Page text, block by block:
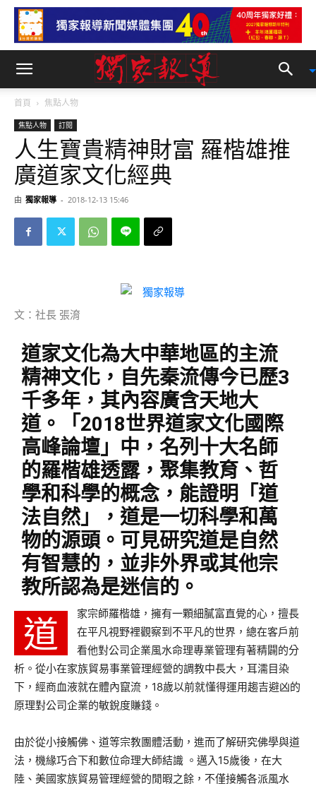
首頁 焦點人物
焦點人物 訂閱
人生寶貴精神財富 羅楷雄推
廣道家文化經典
由 獨家報導 - 2018-12-13 15:46
文：社長 張淯
道家文化為大中華地區的主流
精神文化，自先秦流傳今已歷3
千多年，其內容廣含天地大
道。「2018世界道家文化國際
高峰論壇」中，名列十大名師
的羅楷雄透露，聚集教育、哲
學和科學的概念，能證明「道
法自然」，道是一切科學和萬
物的源頭。可見研究道是自然
有智慧的，並非外界或其他宗
教所認為是迷信的。
道
家宗師羅楷雄，擁有一顆細膩富直覺的心，擅長
在平凡視野裡觀察到不平凡的世界，總在客戶前
看他對公司企業風水命理專業管理有著精闢的分
析。從小在家族貿易事業管理經營的調教中長大，耳濡目染
下，經商血液就在體內竄流，18歲以前就懂得運用趨吉避凶的
原理對公司企業的敏銳度賺錢。
由於從小接觸佛、道等宗教團體活動，進而了解研究佛學與道
法，機緣巧合下和數位命理大師結識 。邁入15歲後，在大
陸、美國家族貿易管理經營的閒暇之餘，不僅接觸各派風水